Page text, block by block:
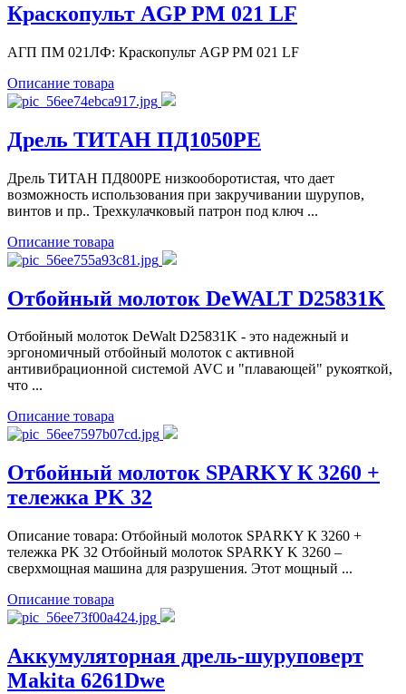
Краскопульт AGP PM 021 LF
АГП ПМ 021ЛФ: Краскопульт AGP PM 021 LF
Описание товара
Дрель ТИТАН ПД1050РЕ
Дрель ТИТАН ПД800РЕ низкооборотистая, что дает
возможность использования при закручивании шурупов,
винтов и пр.. Трехкулачковый патрон под ключ ...
Описание товара
Отбойный молоток DeWALT D25831K
Отбойный молоток DeWalt D25831K - это надежный и
эргономичный отбойный молоток с активной
антивибрационной системой AVC и "плавающей" рукояткой,
что ...
Описание товара
Отбойный молоток SPARKY К 3260 +
тележка PK 32
Описание товара: Отбойный молоток SPARKY К 3260 +
тележка PK 32 Отбойный молоток SPARKY K 3260 –
сверхмощная машина для разрушения. Этот мощный ...
Описание товара
Аккумуляторная дрель-шуруповерт
Makita 6261Dwe